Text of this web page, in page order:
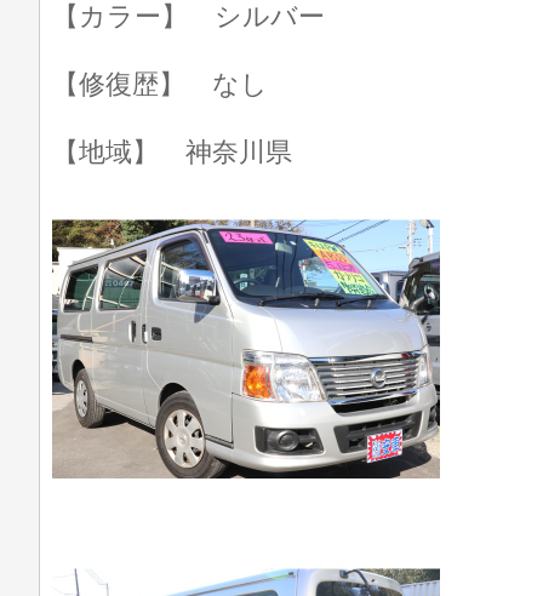
【カラー】 シルバー
【修復歴】 なし
【地域】 神奈川県